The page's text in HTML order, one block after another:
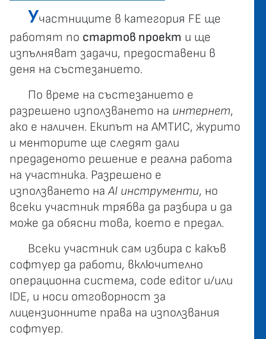
Участниците в категория FE ще
работят по стартов проект и ще
изпълняват задачи, предоставени в
деня на състезанието.
По време на състезанието е
разрешено използването на интернет,
ако е наличен. Екипът на АМТИС, журито
и менторите ще следят дали
предаденото решение е реална работа
на участника. Разрешено е
използването наAI инструменти, но
всеки участник трябва да разбира и да
може да обясни това, което е предал.
Всеки участник сам избира с какъв
софтуер да работи, включително
операционна система, code editor и/или
IDE, и носи отговорност за
лицензионните права на използвания
софтуер.